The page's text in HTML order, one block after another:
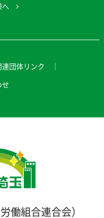
連団体リンク
働組合連合会）